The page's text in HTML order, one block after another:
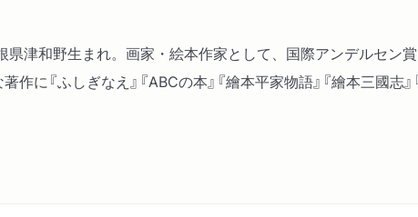
津和野生まれ。画家・絵本作家として、国際アンデルセン
に『ふしぎなえ』『ABCの本』『繪本平家物語』『繪本三國志